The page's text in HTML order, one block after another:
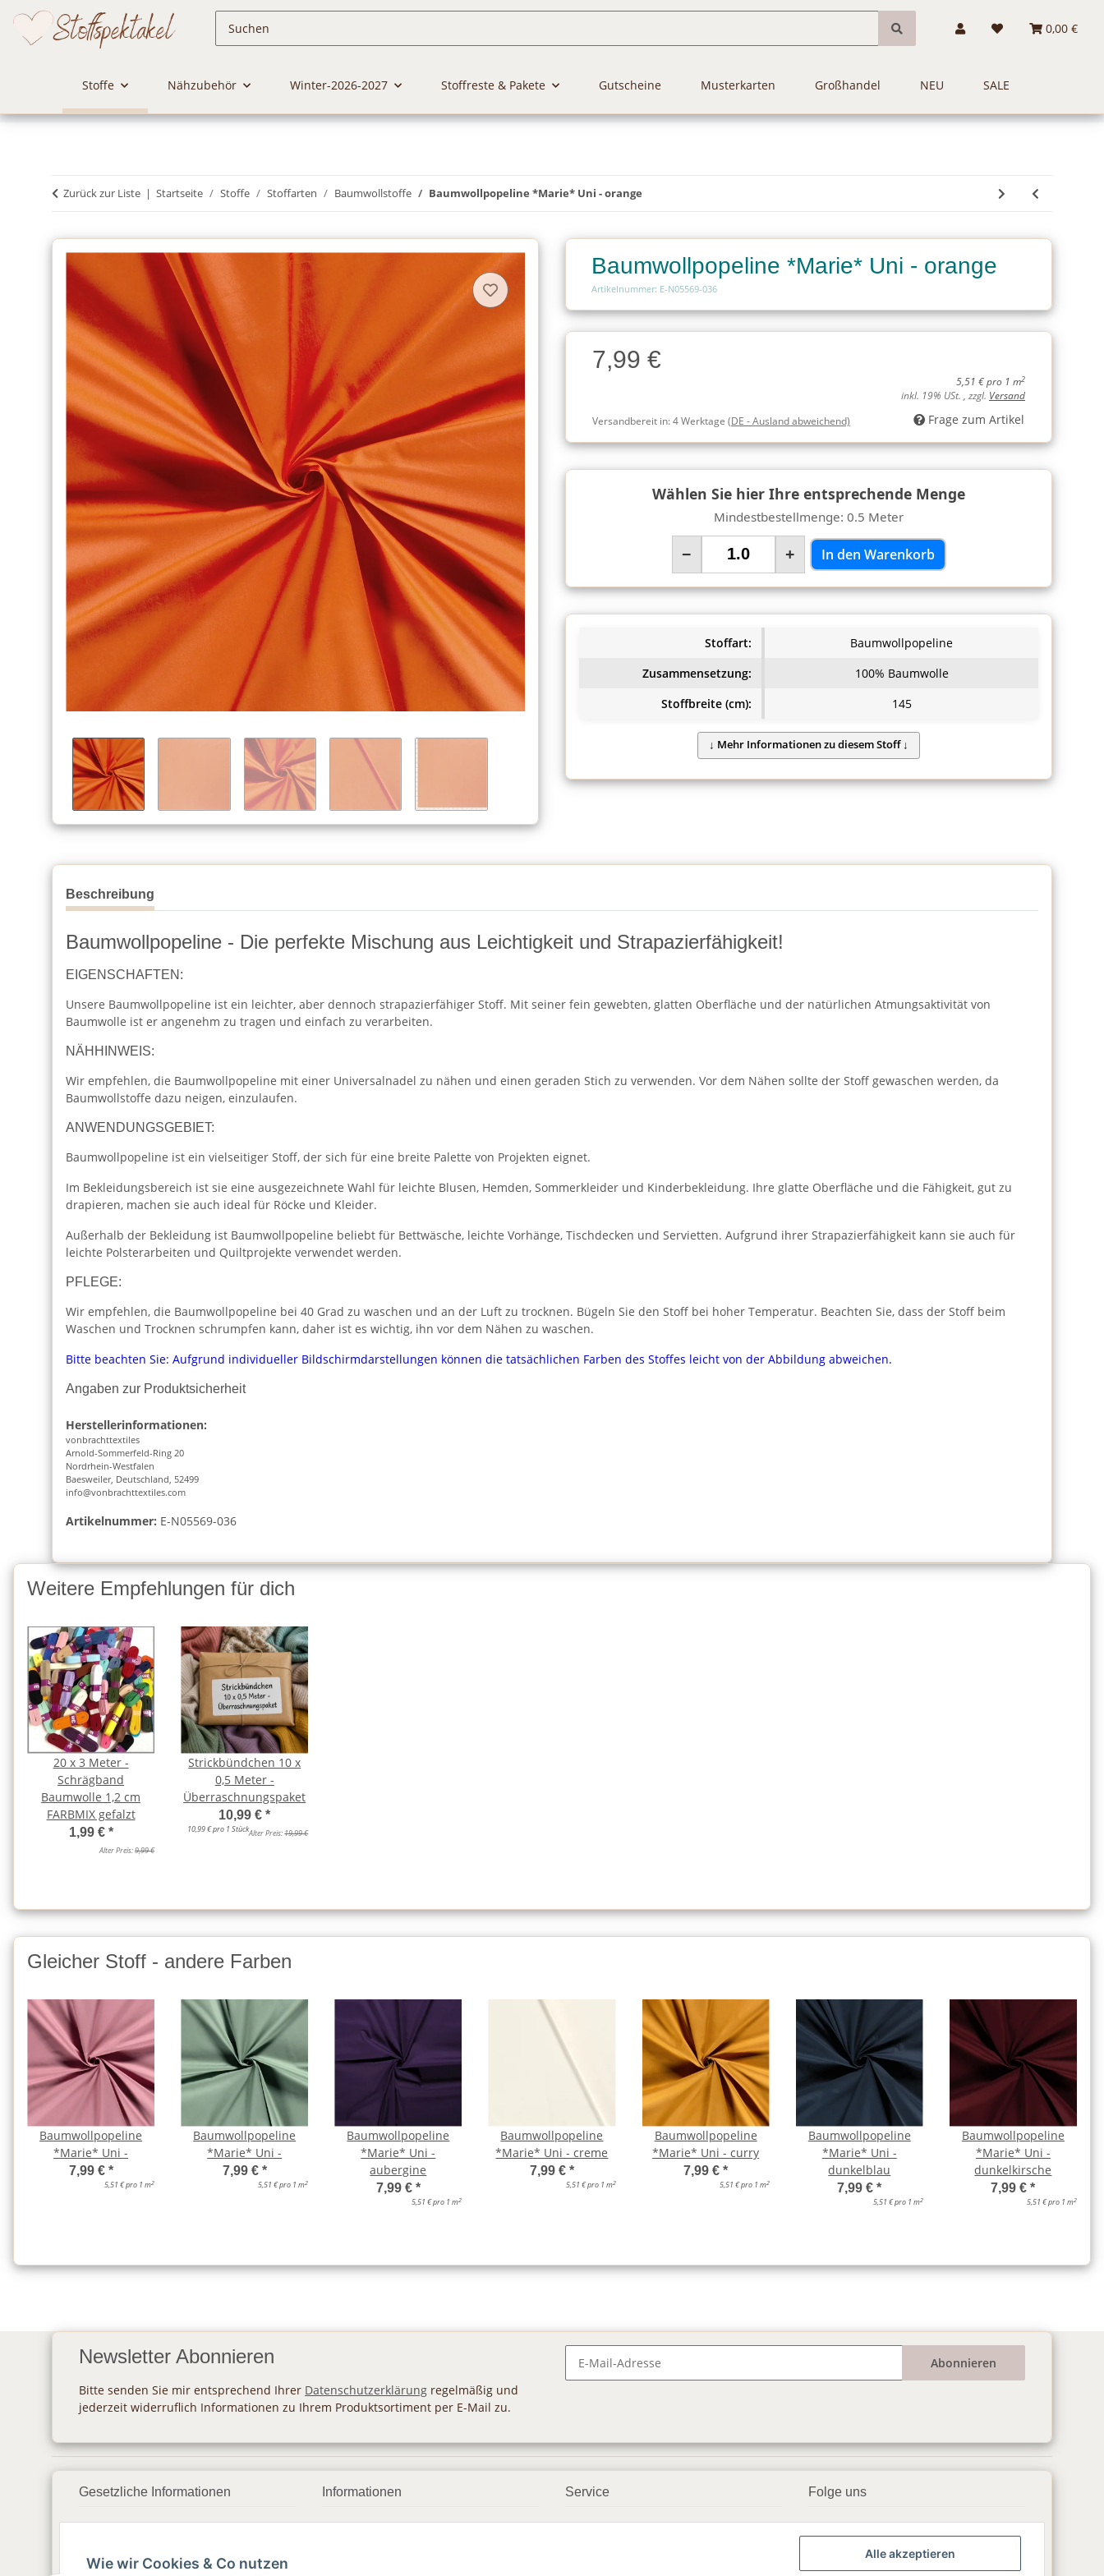
0,00 €
Stoffe Nähzubehör Winter-2026-2027 Stoffreste & Pakete Gutscheine Musterkarten Großhandel NEU SALE
Zurück zur Liste Startseite Stoffe Stoffarten Baumwollstoffe Baumwollpopeline *Marie* Uni - orange
Baumwollpopeline *Marie* Uni - orange
Artikelnummer: E-N05569-036
Charge
Charge7,99 €
5,51 € pro 1 m2
inkl. 19% USt. , zzgl. Versand
Versandbereit in:4 Werktage (DE - Ausland abweichend) Frage zum Artikel
Wählen Sie hier Ihre entsprechende Menge
Mindestbestellmenge: 0.5 Meter
− + In den Warenkorb
Stoffart:
Baumwollpopeline
Zusammensetzung:
100% Baumwolle
Stoffbreite (cm):
145
Beschreibung
Baumwollpopeline - Die perfekte Mischung aus Leichtigkeit und Strapazierfähigkeit!
EIGENSCHAFTEN:
Unsere Baumwollpopeline ist ein leichter, aber dennoch strapazierfähiger Stoff. Mit seiner fein gewebten, glatten Oberfläche und der natürlichen Atmungsaktivität von
Baumwolle ist er angenehm zu tragen und einfach zu verarbeiten.
NÄHHINWEIS:
Wir empfehlen, die Baumwollpopeline mit einer Universalnadel zu nähen und einen geraden Stich zu verwenden. Vor dem Nähen sollte der Stoff gewaschen werden, da
Baumwollstoffe dazu neigen, einzulaufen.
ANWENDUNGSGEBIET:
Baumwollpopeline ist ein vielseitiger Stoff, der sich für eine breite Palette von Projekten eignet.
Im Bekleidungsbereich ist sie eine ausgezeichnete Wahl für leichte Blusen, Hemden, Sommerkleider und Kinderbekleidung. Ihre glatte Oberfläche und die Fähigkeit, gut zu
drapieren, machen sie auch ideal für Röcke und Kleider.
Außerhalb der Bekleidung ist Baumwollpopeline beliebt für Bettwäsche, leichte Vorhänge, Tischdecken und Servietten. Aufgrund ihrer Strapazierfähigkeit kann sie auch für
leichte Polsterarbeiten und Quiltprojekte verwendet werden.
PFLEGE:
Wir empfehlen, die Baumwollpopeline bei 40 Grad zu waschen und an der Luft zu trocknen. Bügeln Sie den Stoff bei hoher Temperatur. Beachten Sie, dass der Stoff beim
Waschen und Trocknen schrumpfen kann, daher ist es wichtig, ihn vor dem Nähen zu waschen.
Bitte beachten Sie: Aufgrund individueller Bildschirmdarstellungen können die tatsächlichen Farben des Stoffes leicht von der Abbildung abweichen.
Angaben zur Produktsicherheit
Herstellerinformationen:
vonbrachttextiles
Arnold-Sommerfeld-Ring 20
Nordrhein-Westfalen
Baesweiler, Deutschland, 52499
info@vonbrachttextiles.com
Artikelnummer: E-N05569-036
Weitere Empfehlungen für dich
20 x 3 Meter -
Schrägband
Baumwolle 1,2 cm
FARBMIX gefalzt
1,99 € *
Alter Preis:9,99 €
Strickbündchen 10 x
0,5 Meter -
Überraschnungspaket
10,99 €*
10,99 € pro 1 StückAlter Preis:19,99 €
Gleicher Stoff - andere Farben
Baumwollpopeline
*Marie* Uni -
7,99 € *
5,51 € pro 1 m2
Baumwollpopeline
*Marie* Uni -
7,99 € *
5,51 € pro 1 m2
Baumwollpopeline
*Marie* Uni -
aubergine
7,99 € *
5,51 € pro 1 m2
Baumwollpopeline
*Marie* Uni - creme
7,99 € *
5,51 € pro 1 m2
Baumwollpopeline
*Marie* Uni - curry
7,99 €*
5,51 € pro 1 m2
Baumwollpopeline
*Marie* Uni -
dunkelblau
7,99 €*
5,51 € pro 1 m2
Baumwollpopeline
*Marie* Uni -
dunkelkirsche
7,99 €*
5,51 € pro 1 m2
Newsletter Abonnieren
Bitte senden Sie mir entsprechend Ihrer Datenschutzerklärung regelmäßig und
jederzeit widerruflich Informationen zu Ihrem Produktsortiment per E-Mail zu.
Abonnieren
Gesetzliche Informationen
AGB
Informationen Service Folge uns
▶️ YouTube
Wie wir Cookies & Co nutzen
Alle akzeptieren